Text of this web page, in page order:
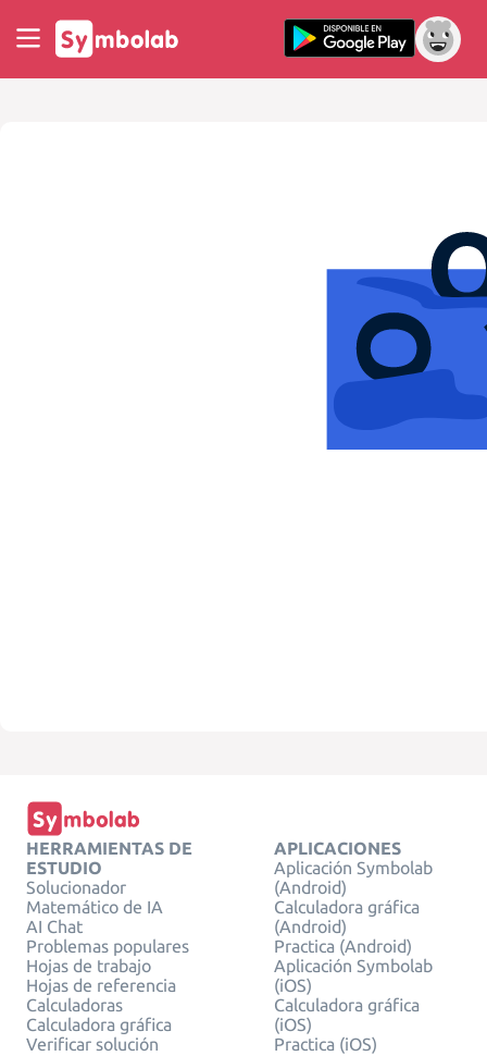
HERRAMIENTAS DE
ESTUDIO
Solucionador
Matemático de IA
AI Chat
Problemas populares
Hojas de trabajo
Hojas de referencia
Calculadoras
Calculadora gráfica
Verificar solución
APLICACIONES
Aplicación Symbolab
(Android)
Calculadora gráfica
(Android)
Practica (Android)
Aplicación Symbolab
(iOS)
Calculadora gráfica
(iOS)
Practica (iOS)